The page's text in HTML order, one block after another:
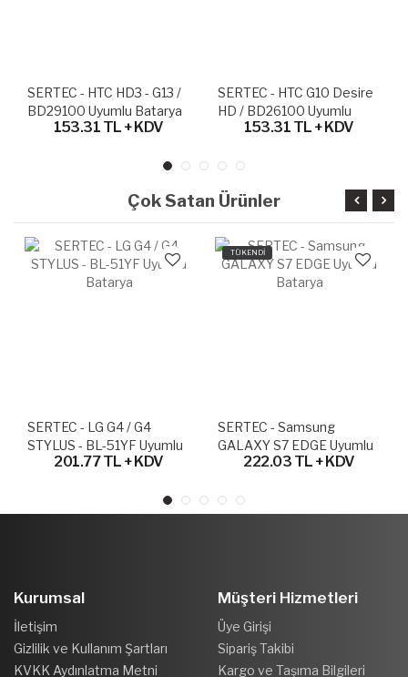
SERTEC - HTC G10 Desire
HD / BD26100 Uyumlu
Batarya153.31 TL + KDV
SERTEC - HTC G16 EVO 3D
/ BG86100 Uyumlu Batarya
165.63 TL + KDV
Çok Satan Ürünler
TÜKENDİ
SERTEC - Samsung
GALAXY S7 EDGE Uyumlu
Batarya222.03 TL + KDV
SERTEC - HTC G15
BB96100 Uyumlu
153.31 TL + KDV
Kurumsal
İletişim
Gizlilik ve Kullanım Şartları
KVKK Aydınlatma Metni
Müşteri Hizmetleri
Üye Girişi
Sipariş Takibi
Kargo ve Taşıma Bilgileri